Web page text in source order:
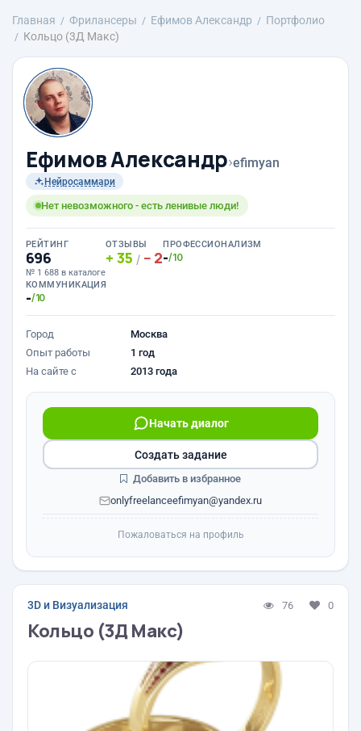
Главная Фрилансеры Ефимов Александр
Портфолио
Кольцо (3Д Макс)
Ефимов Александр›efimyan
Нейросаммари
Нет невозможного - есть ленивые люди!
РЕЙТИНГ
696
№ 1 688 в каталоге
ОТЗЫВЫ
35 / 2
ПРОФЕССИОНАЛИЗМ
-/10
КОММУНИКАЦИЯ
-/10
Город
Москва
Опыт работы
1 год
На сайте с
2013 года
Начать диалог
onlyfreelanceefimyan@yandex.ru
Создать задание
Добавить в избранное
Пожаловаться на профиль
3D и Визуализация 76 0
Кольцо (3Д Макс)